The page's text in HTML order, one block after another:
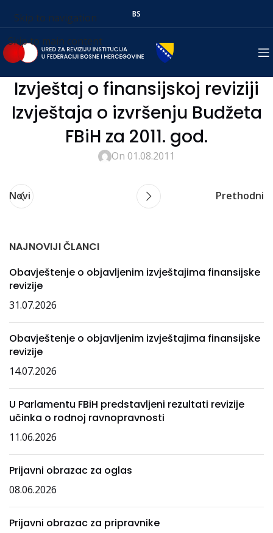
Skip to navigation
Skip to main content
BS
Izvještaj o finansijskoj reviziji
Izvještaja o izvršenju Budžeta
FBiH za 2011. god.
On 01.08.2011
Novi Prethodni
NAJNOVIJI ČLANCI
Obavještenje o objavljenim izvještajima finansijske
revizije
31.07.2026
Obavještenje o objavljenim izvještajima finansijske
revizije
14.07.2026
U Parlamentu FBiH predstavljeni rezultati revizije
učinka o rodnoj ravnopravnosti
11.06.2026
Prijavni obrazac za oglas
08.06.2026
Prijavni obrazac za pripravnike